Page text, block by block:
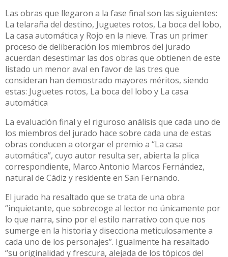
Las obras que llegaron a la fase final son las siguientes:
La telaraña del destino, Juguetes rotos, La boca del lobo,
La casa automática y Rojo en la nieve. Tras un primer
proceso de deliberación los miembros del jurado
acuerdan desestimar las dos obras que obtienen de este
listado un menor aval en favor de las tres que
consideran han demostrado mayores méritos, siendo
estas: Juguetes rotos, La boca del lobo y La casa
automática
La evaluación final y el riguroso análisis que cada uno de
los miembros del jurado hace sobre cada una de estas
obras conducen a otorgar el premio a “La casa
automática”, cuyo autor resulta ser, abierta la plica
correspondiente, Marco Antonio Marcos Fernández,
natural de Cádiz y residente en San Fernando.
El jurado ha resaltado que se trata de una obra
“inquietante, que sobrecoge al lector no únicamente por
lo que narra, sino por el estilo narrativo con que nos
sumerge en la historia y disecciona meticulosamente a
cada uno de los personajes”. Igualmente ha resaltado
“su originalidad y frescura, alejada de los tópicos del